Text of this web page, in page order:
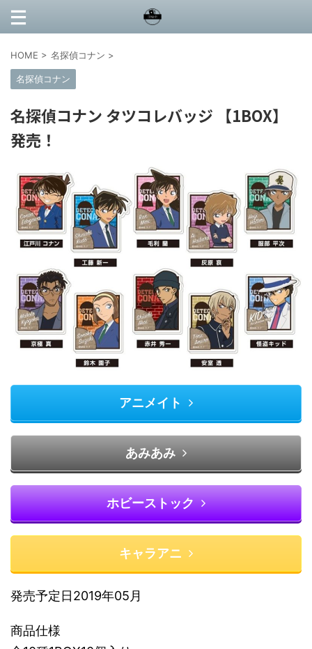
HOME > 名探偵コナン >
名探偵コナン
名探偵コナン タツコレバッジ 【1BOX】
発売！
アニメイト
あみあみ
ホビーストック
キャラアニ
発売予定日2019年05月
商品仕様